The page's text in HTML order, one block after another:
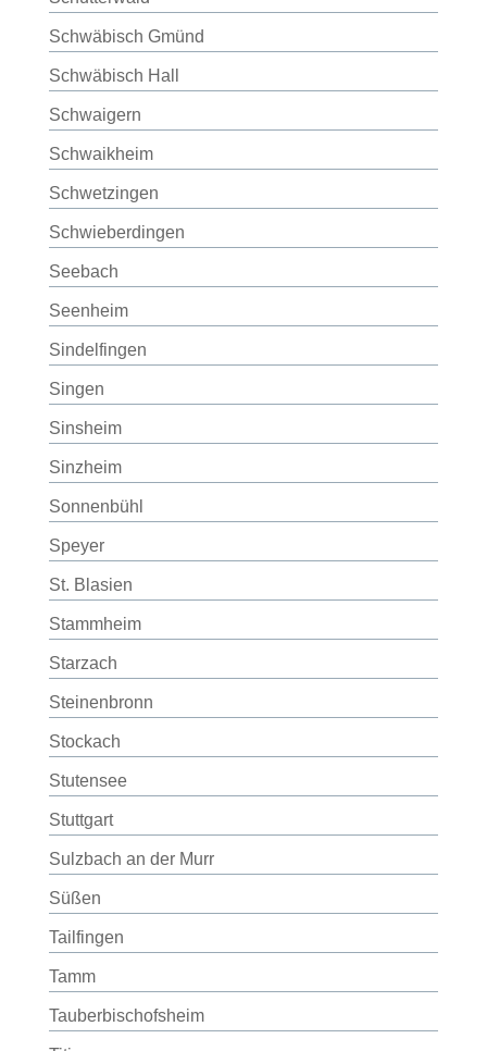
Schwäbisch Gmünd
Schwäbisch Hall
Schwaigern
Schwaikheim
Schwetzingen
Schwieberdingen
Seebach
Seenheim
Sindelfingen
Singen
Sinsheim
Sinzheim
Sonnenbühl
Speyer
St. Blasien
Stammheim
Starzach
Steinenbronn
Stockach
Stutensee
Stuttgart
Sulzbach an der Murr
Süßen
Tailfingen
Tamm
Tauberbischofsheim